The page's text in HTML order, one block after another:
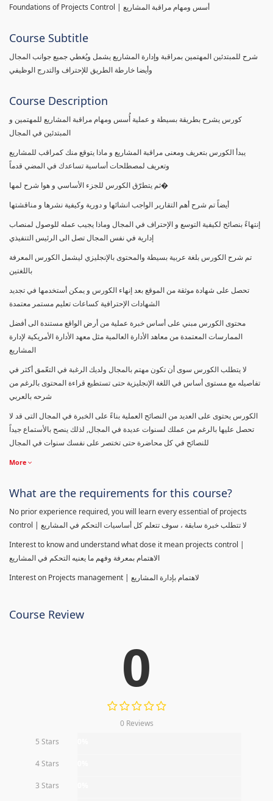
Foundations of Projects Control | أسس ومهام مراقبة المشاريع
Course Subtitle
شرح للمبتدئين المهتمين بمراقبة وإدارة المشاريع يشمل ويُغطي جميع جوانب المجال
وأيضا خارطة الطريق للإحتراف والتدرج الوظيفي
Course Description
كورس يشرح بطريقة بسيطة و عملية أُسس ومهام مراقبة المشاريع للمهتمين و
المبتدئين في المجال
يبدأ الكورس بتعريف ومعنى مراقبة المشاريع و ماذا يتوقع منك كمراقب للمشاريع
وتعريف لمصطلحات أساسية تساعدك في المضي قدماً
ثم يتطرّق الكورس للجزء الأساسي و هوا شرح لمها�
أيضاً تم شرح أهم التقارير الواجب انشائها و دورية وكيفية نشرها و مناقشتها
إنتهاءً بنصائح لكيفية التوسع و الإحتراف في المجال وماذا يجيب عمله للوصول لمنصاب
إدارية في نفس المجال تصل الى الرئيس التنفيذي
تم شرح الكورس بلغة عربية بسيطة والمحتوى بالإنجليزي ليشمل الكورس المعرفة
باللغتين
تحصل على شهادة موثقة من الموقع بعد إنهاء الكورس و يمكن أستخدمها في تجديد
الشهادات الإحترافية كساعات تعليم مستمر معتمدة
محتوى الكورس مبني على أساس خبرة عملية من أرض الواقع مستندة الى أفضل
الممارسات المعتمدة من معاهد الأدارة العالمية مثل معهد الأدارة الأمريكية لإدارة
المشاريع
لا يتطلب الكورس سوى أن تكون مهتم بالمجال ولديك الرغبة في التعّمق أكثر في
تفاصيله مع مستوى أساس في اللغة الإنجليزية حتى تستطيع قراءة المحتوى بالرغم من
شرحه بالعربي
الكورس يحتوى على العديد من النصائح العملية بناءً على الخبرة في المجال التى قد لا
تحصل عليها بالرغم من عملك لسنوات عديدة في المجال, لذلك ينصح بالأستماع جيداً
للنصائح في كل محاضرة حتى تختصر على نفسك سنوات في المجال
More
What are the requirements for this course?
No prior experience required, you will learn every essential of projects
control | لا تتطلب خبرة سابقة ، سوف تتعلم كل أساسيات التحكم في المشاريع
Interest to know and understand what dose it mean projects control |
الاهتمام بمعرفة وفهم ما يعنيه التحكم في المشاريع
Interest on Projects management | لاهتمام بإدارة المشاريع
Course Review
0
0 Reviews
5 Stars
4 Stars
3 Stars